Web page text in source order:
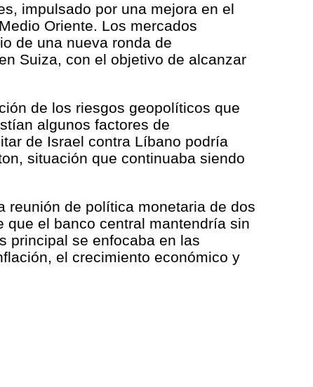
impulsado por una mejora en el
Oriente. Los mercados
de una nueva ronda de
Suiza, con el objetivo de alcanzar
de los riesgos geopolíticos que
algunos factores de
de Israel contra Líbano podría
situación que continuaba siendo
reunión de política monetaria de dos
el banco central mantendría sin
principal se enfocaba en las
el crecimiento económico y